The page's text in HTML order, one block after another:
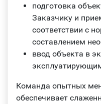
подготовка
Заказчику и
соответствии с
составлением
ввод объекта в
Команда опытных
обеспечивает